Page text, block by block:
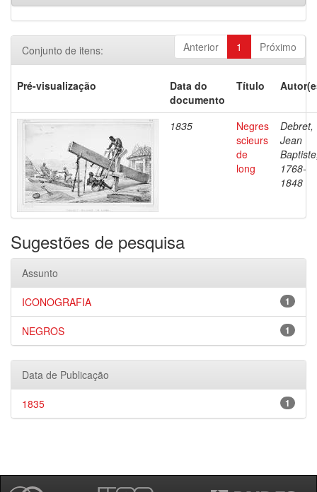
Anterior 1 Próximo
Conjunto de itens:
Pré-visualização
Data do
documento
Título
1835
Negres
scieurs
de
long
Debret,
Jean
1768-
1848
Sugestões de pesquisa
Assunto
1
ICONOGRAFIA
1
NEGROS
Data de Publicação
1
1835